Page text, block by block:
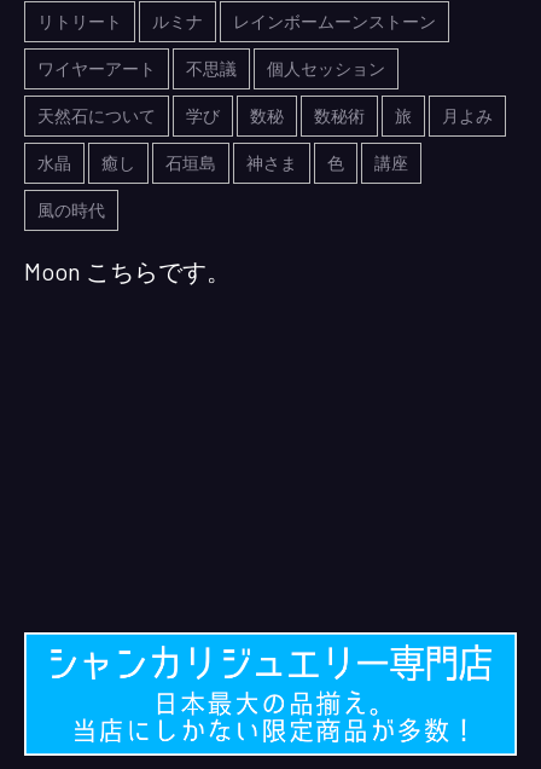
リトリート ルミナ レインボームーンストーン
ワイヤーアート 不思議 個人セッション
天然石について 学び 数秘 数秘術 旅 月よみ
水晶 癒し 石垣島 神さま 色 講座
風の時代
Moon こちらです。